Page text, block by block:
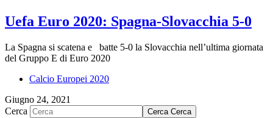
Uefa Euro 2020: Spagna-Slovacchia 5-0
La Spagna si scatena e batte 5-0 la Slovacchia nell’ultima giornata
del Gruppo E di Euro 2020
Calcio Europei 2020
Giugno 24, 2021
Cerca
Cerca Cerca